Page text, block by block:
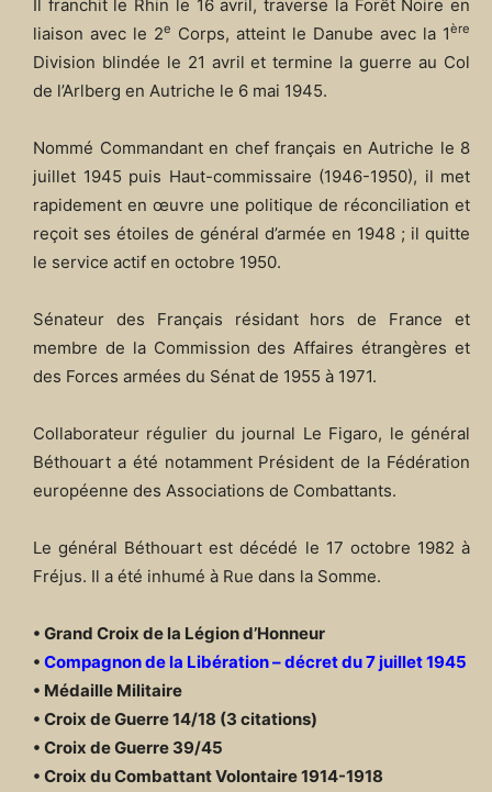
Il franchit le Rhin le 16 avril, traverse la Forêt Noire en
liaison avec le 2e Corps, atteint le Danube avec la 1ère
Division blindée le 21 avril et termine la guerre au Col
de l’Arlberg en Autriche le 6 mai 1945.
Nommé Commandant en chef français en Autriche le 8
juillet 1945 puis Haut-commissaire (1946-1950), il met
rapidement en œuvre une politique de réconciliation et
reçoit ses étoiles de général d’armée en 1948 ; il quitte
le service actif en octobre 1950.
Sénateur des Français résidant hors de France et
membre de la Commission des Affaires étrangères et
des Forces armées du Sénat de 1955 à 1971.
Collaborateur régulier du journal Le Figaro, le général
Béthouart a été notamment Président de la Fédération
européenne des Associations de Combattants.
Le général Béthouart est décédé le 17 octobre 1982 à
Fréjus. Il a été inhumé à Rue dans la Somme.
• Grand Croix de la Légion d’Honneur
• Compagnon de la Libération – décret du 7 juillet 1945
• Médaille Militaire
• Croix de Guerre 14/18 (3 citations)
• Croix de Guerre 39/45
• Croix du Combattant Volontaire 1914-1918